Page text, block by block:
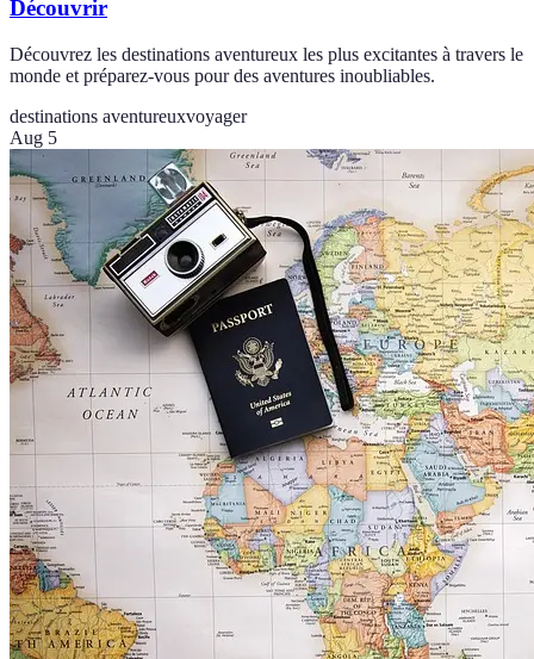
Découvrir
Découvrez les destinations aventureux les plus excitantes à travers le
monde et préparez-vous pour des aventures inoubliables.
destinations aventureuxvoyager
Aug 5